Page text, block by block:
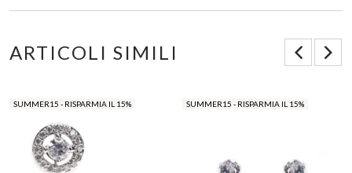
ARTICOLI SIMILI
SUMMER15 - RISPARMIA IL 15% SUMMER15 - RISPARMIA IL 15%